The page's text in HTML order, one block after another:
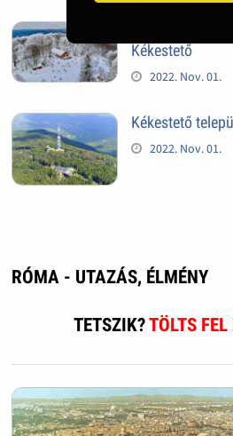
Kékestető
2022. Nov. 01.
Kékestető
2022. Nov. 01.
RÓMA - UTAZÁS, ÉLMÉNY
TETSZIK?TÖLTS